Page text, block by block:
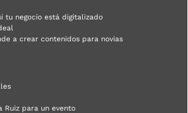
tu negocio está digitalizado
a crear contenidos para novias
Ruiz para un evento